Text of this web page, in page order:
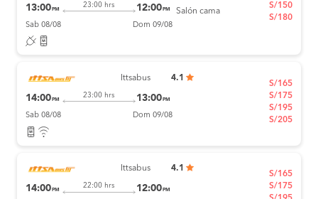
13:00 PM
23:00 hrs 12:00 PM
Sab 08/08 Dom 09/08
Salón cama
S/150
S/180
Ittsabus 4.1
14:00 PM
23:00 hrs 13:00 PM
Sab 08/08 Dom 09/08
S/165
S/175
S/195
S/205
Ittsabus 4.1
14:00 PM
22:00 hrs 12:00 PM
S/165
S/175